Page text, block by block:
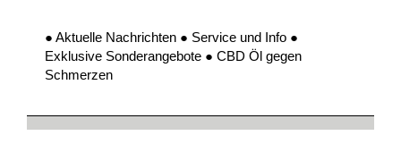
● Aktuelle Nachrichten ● Service und Info ●
Exklusive Sonderangebote ● CBD Öl gegen
Schmerzen